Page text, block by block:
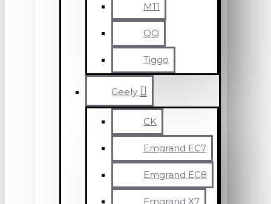
M11
QQ
Tiggo
Geely
CK
Emgrand EC7
Emgrand EC8
Emgrand X7